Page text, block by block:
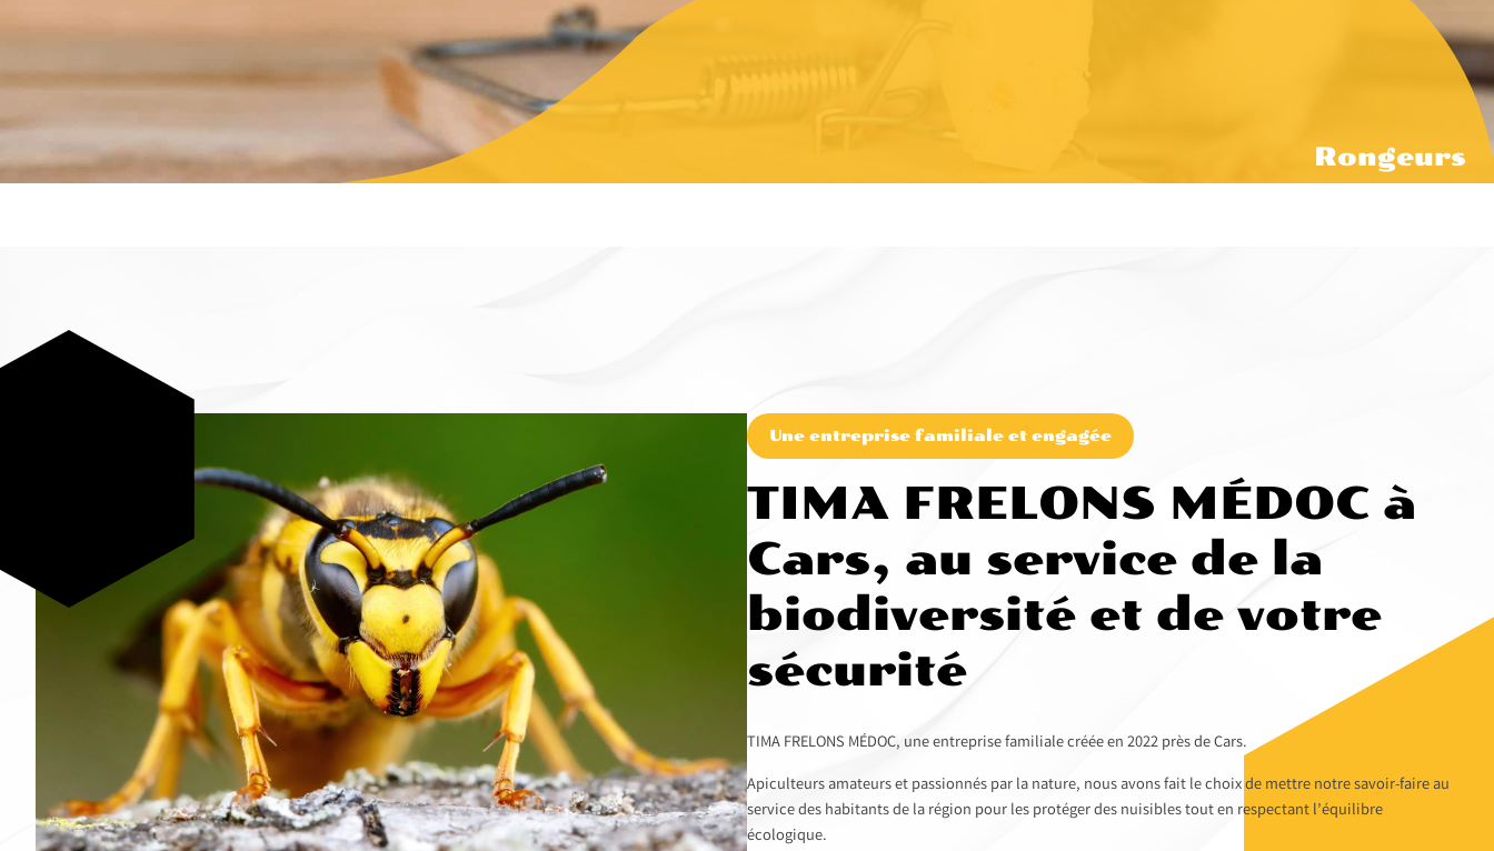
Rongeurs
Une entreprise familiale et engagée
TIMA FRELONS MÉDOC à
Cars, au service de la
biodiversité et de votre
sécurité
TIMA FRELONS MÉDOC, une entreprise familiale créée en 2022 près de Cars.
Apiculteurs amateurs et passionnés par la nature, nous avons fait le choix de mettre notre savoir-faire au
service des habitants de la région pour les protéger des nuisibles tout en respectant l’équilibre
écologique.